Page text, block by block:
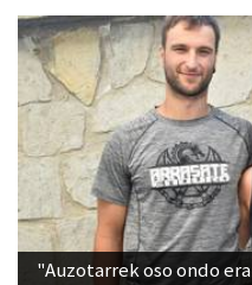
"Auzotarrek oso ondo